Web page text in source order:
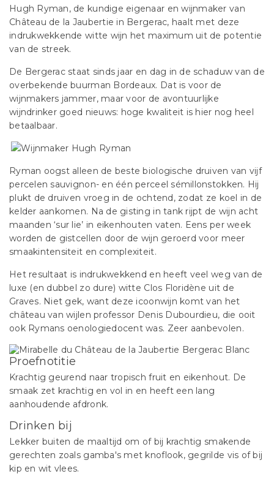
Hugh Ryman, de kundige eigenaar en wijnmaker van
Château de la Jaubertie in Bergerac, haalt met deze
indrukwekkende witte wijn het maximum uit de potentie
van de streek.
De Bergerac staat sinds jaar en dag in de schaduw van de
overbekende buurman Bordeaux. Dat is voor de
wijnmakers jammer, maar voor de avontuurlijke
wijndrinker goed nieuws: hoge kwaliteit is hier nog heel
betaalbaar.
Ryman oogst alleen de beste biologische druiven van vijf
percelen sauvignon- en één perceel sémillonstokken. Hij
plukt de druiven vroeg in de ochtend, zodat ze koel in de
kelder aankomen. Na de gisting in tank rijpt de wijn acht
maanden ‘sur lie’ in eikenhouten vaten. Eens per week
worden de gistcellen door de wijn geroerd voor meer
smaakintensiteit en complexiteit.
Het resultaat is indrukwekkend en heeft veel weg van de
luxe (en dubbel zo dure) witte Clos Floridène uit de
Graves. Niet gek, want deze icoonwijn komt van het
château van wijlen professor Denis Dubourdieu, die ooit
ook Rymans oenologiedocent was. Zeer aanbevolen.
Proefnotitie
Krachtig geurend naar tropisch fruit en eikenhout. De
smaak zet krachtig en vol in en heeft een lang
aanhoudende afdronk.
Drinken bij
Lekker buiten de maaltijd om of bij krachtig smakende
gerechten zoals gamba's met knoflook, gegrilde vis of bij
kip en wit vlees.